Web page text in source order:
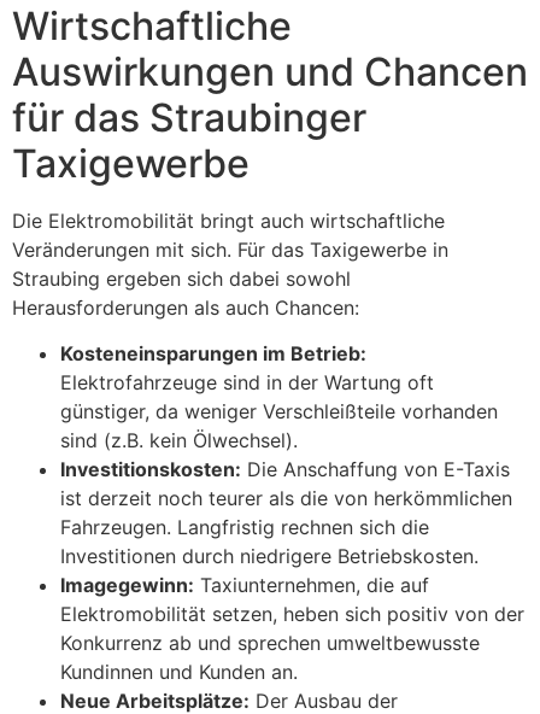
Wirtschaftliche
Auswirkungen und Chancen
für das Straubinger
Taxigewerbe
Die Elektromobilität bringt auch wirtschaftliche
Veränderungen mit sich. Für das Taxigewerbe in
Straubing ergeben sich dabei sowohl
Herausforderungen als auch Chancen:
Kosteneinsparungen im Betrieb:
Elektrofahrzeuge sind in der Wartung oft
günstiger, da weniger Verschleißteile vorhanden
sind (z.B. kein Ölwechsel).
Investitionskosten: Die Anschaffung von E-Taxis
ist derzeit noch teurer als die von herkömmlichen
Fahrzeugen. Langfristig rechnen sich die
Investitionen durch niedrigere Betriebskosten.
Imagegewinn: Taxiunternehmen, die auf
Elektromobilität setzen, heben sich positiv von der
Konkurrenz ab und sprechen umweltbewusste
Kundinnen und Kunden an.
Neue Arbeitsplätze: Der Ausbau der